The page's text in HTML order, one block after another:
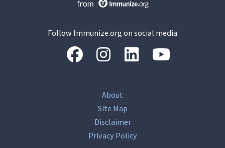
Follow Immunize.org on social media
“Facebook“Instagram“LinkedIn
About
Site Map
Disclaimer
Privacy Policy